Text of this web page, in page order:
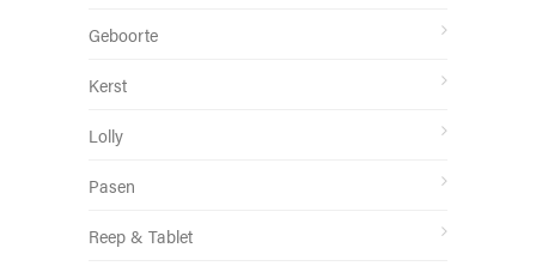
Geboorte
Kerst
Lolly
Pasen
Reep & Tablet